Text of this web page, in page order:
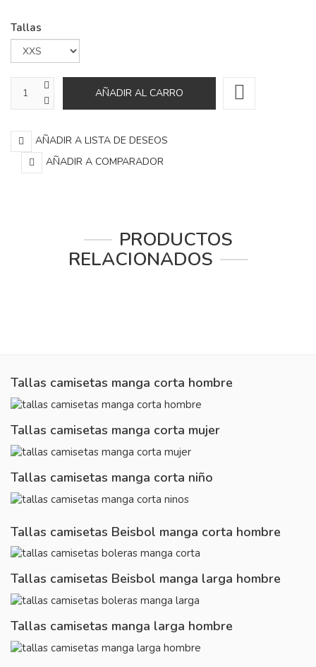
Tallas
AÑADIR A LISTA DE DESEOS
AÑADIR A COMPARADOR
PRODUCTOS
RELACIONADOS
Tallas camisetas manga corta hombre
Tallas camisetas manga corta mujer
Tallas camisetas manga corta niño
Tallas camisetas Beisbol manga corta hombre
Tallas camisetas Beisbol manga larga hombre
Tallas camisetas manga larga hombre